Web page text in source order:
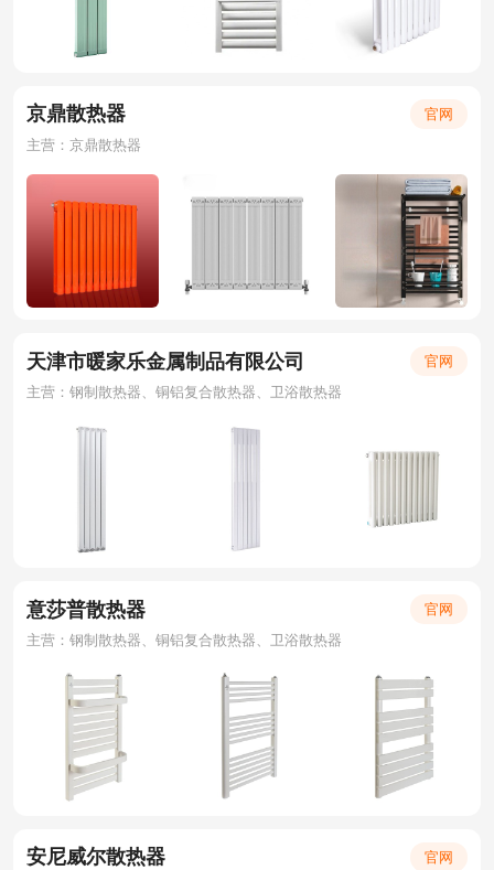
京鼎散热器
官网
主营：京鼎散热器
天津市暖家乐金属制品有限公司
官网
主营：钢制散热器、铜铝复合散热器、卫浴散热器
意莎普散热器
官网
主营：钢制散热器、铜铝复合散热器、卫浴散热器
安尼威尔散热器
官网